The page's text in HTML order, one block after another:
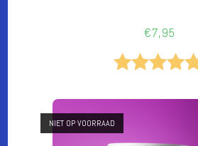
€7,95
d
NIET OP VOORRAAD